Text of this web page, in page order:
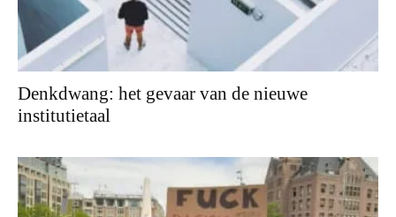
Denkdwang: het gevaar van de nieuwe
institutietaal